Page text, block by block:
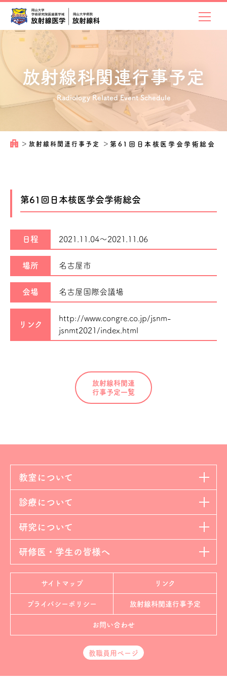
放射線科関連行事予定
Radiology Related Event Schedule
＞ 放射線科関連行事予定 ＞ 第61回日本核医学会学術総会
第61回日本核医学会学術総会
日程 2021.11.04～2021.11.06
場所 名古屋市
会場 名古屋国際会議場
リンク
http://www.congre.co.jp/jsnm-
jsnmt2021/index.html
放射線科関連
行事予定一覧
教室について
診療について
研究について
研修医・学生の皆様へ
サイトマップ リンク
プライバシーポリシー 放射線科関連行事予定
お問い合わせ
教職員用ページ